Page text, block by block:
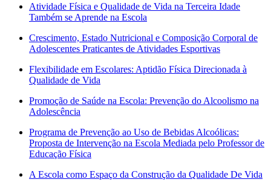
Atividade Física e Qualidade de Vida na Terceira Idade
Também se Aprende na Escola
Crescimento, Estado Nutricional e Composição Corporal de
Adolescentes Praticantes de Atividades Esportivas
Flexibilidade em Escolares: Aptidão Física Direcionada à
Qualidade de Vida
Promoção de Saúde na Escola: Prevenção do Alcoolismo na
Adolescência
Programa de Prevenção ao Uso de Bebidas Alcoólicas:
Proposta de Intervenção na Escola Mediada pelo Professor de
Educação Física
A Escola como Espaço da Construção da Qualidade De Vida